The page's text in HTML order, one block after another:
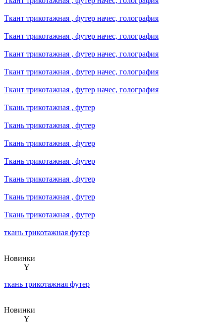
Ткант трикотажная , футер начес, голография
Ткант трикотажная , футер начес, голография
Ткант трикотажная , футер начес, голография
Ткант трикотажная , футер начес, голография
Ткант трикотажная , футер начес, голография
Ткань трикотажная , футер
Ткань трикотажная , футер
Ткань трикотажная , футер
Ткань трикотажная , футер
Ткань трикотажная , футер
Ткань трикотажная , футер
Ткань трикотажная , футер
ткань трикотажная футер
Новинки
Y
ткань трикотажная футер
Новинки
Y